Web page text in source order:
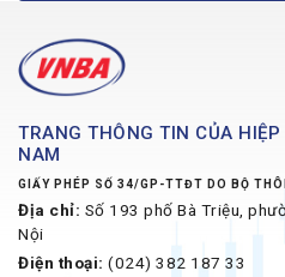
TRANG THÔNG TIN CỦA
NAM
GIẤY PHÉP SỐ 34/GP-TTĐT DO BỘ
Địa chỉ: Số 193 phố Bà Triệu,
Nội
Điện thoại: (024) 382 187 33